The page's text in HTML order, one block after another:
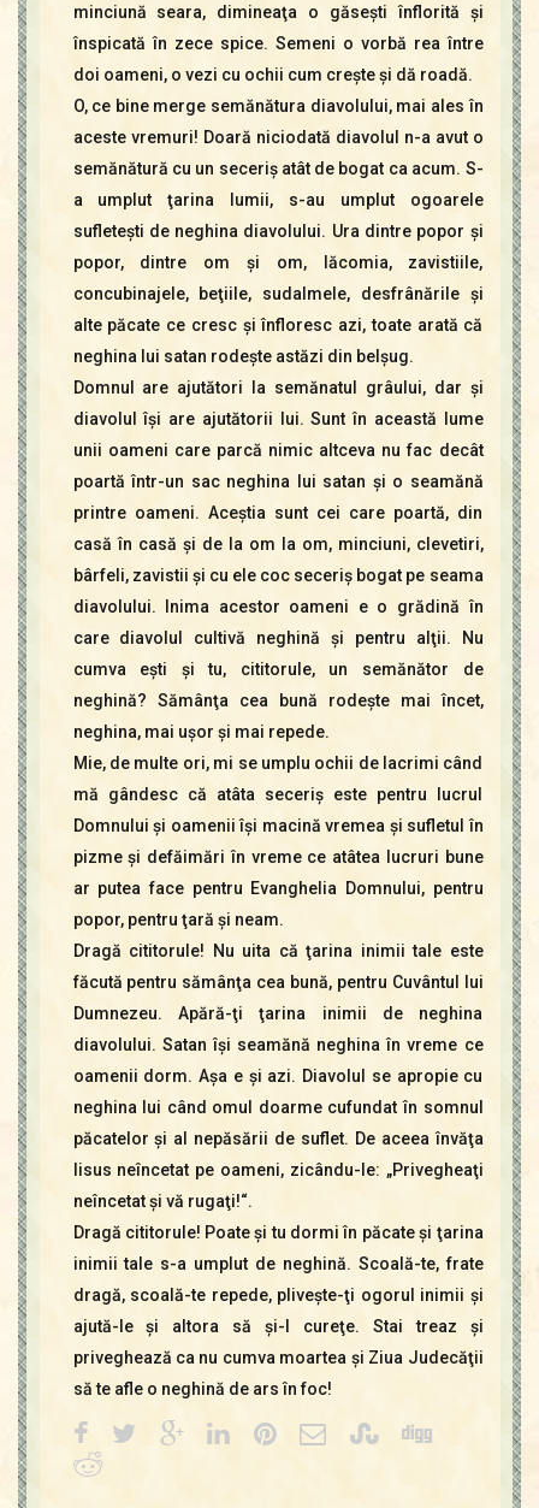
minciună seara, dimineaţa o găseşti înflorită şi
înspicată în zece spice. Semeni o vorbă rea între
doi oameni, o vezi cu ochii cum creşte şi dă roadă.
O, ce bine merge semănătura diavolului, mai ales în
aceste vremuri! Doară niciodată diavolul n-a avut o
semănătură cu un seceriş atât de bogat ca acum. S-
a umplut ţarina lumii, s-au umplut ogoarele
sufleteşti de neghina diavolului. Ura dintre popor şi
popor, dintre om şi om, lăcomia, zavistiile,
concubinajele, beţiile, sudalmele, desfrânările şi
alte păcate ce cresc şi înfloresc azi, toate arată că
neghina lui satan rodeşte astăzi din belşug.
Domnul are ajutători la semănatul grâului, dar şi
diavolul îşi are ajutătorii lui. Sunt în această lume
unii oameni care parcă nimic altceva nu fac decât
poartă într-un sac neghina lui satan şi o seamănă
printre oameni. Aceştia sunt cei care poartă, din
casă în casă şi de la om la om, minciuni, clevetiri,
bârfeli, zavistii şi cu ele coc seceriş bogat pe seama
diavolului. Inima acestor oameni e o grădină în
care diavolul cultivă neghină şi pentru alţii. Nu
cumva eşti şi tu, cititorule, un semănător de
neghină? Sămânţa cea bună rodeşte mai încet,
neghina, mai uşor şi mai repede.
Mie, de multe ori, mi se umplu ochii de lacrimi când
mă gândesc că atâta seceriş este pentru lucrul
Domnului şi oamenii îşi macină vremea şi sufletul în
pizme şi defăimări în vreme ce atâtea lucruri bune
ar putea face pentru Evanghelia Domnului, pentru
popor, pentru ţară şi neam.
Dragă cititorule! Nu uita că ţarina inimii tale este
făcută pentru sămânţa cea bună, pentru Cuvântul lui
Dumnezeu. Apără-ţi ţarina inimii de neghina
diavolului. Satan îşi seamănă neghina în vreme ce
oamenii dorm. Aşa e şi azi. Diavolul se apropie cu
neghina lui când omul doarme cufundat în somnul
păcatelor şi al nepăsării de suflet. De aceea învăţa
Iisus neîncetat pe oameni, zicându-le: „Privegheaţi
neîncetat şi vă rugaţi!“.
Dragă cititorule! Poate şi tu dormi în păcate şi ţarina
inimii tale s-a umplut de neghină. Scoală-te, frate
dragă, scoală-te repede, pliveşte-ţi ogorul inimii şi
ajută-le şi altora să şi-l cureţe. Stai treaz şi
priveghează ca nu cumva moartea şi Ziua Judecăţii
să te afle o neghină de ars în foc!